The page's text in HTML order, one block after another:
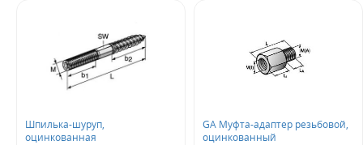
Шпилька-шуруп,
оцинкованная
GA Муфта-адаптер резьбовой,
оцинкованный